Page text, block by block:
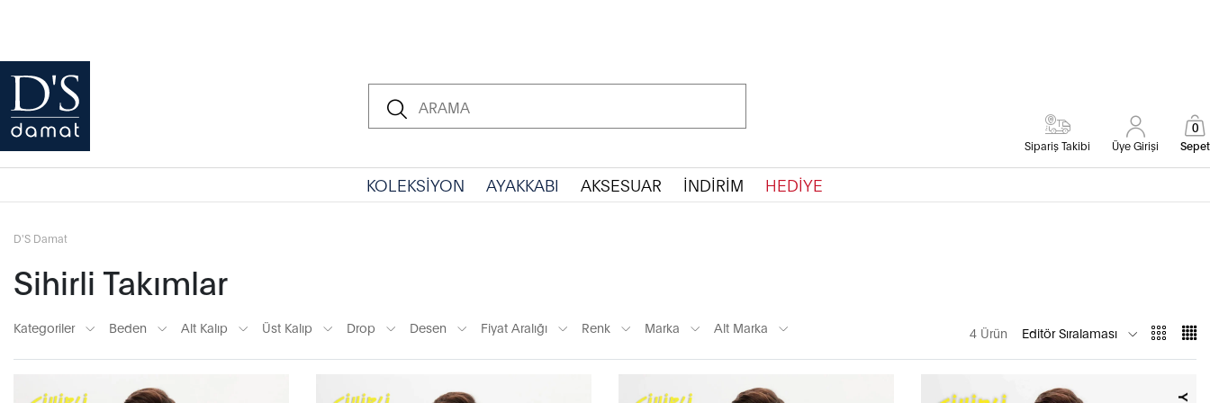
Sipariş Takibi Üye Girişi Sepet
0
KOLEKSİYON AYAKKABI AKSESUAR İNDİRİM HEDİYE
D'S Damat
Sihirli Takımlar
Kategoriler Beden Alt Kalıp Üst Kalıp Drop Desen Fiyat Aralığı Renk Marka Alt Marka 4 Ürün Editör Sıralaması